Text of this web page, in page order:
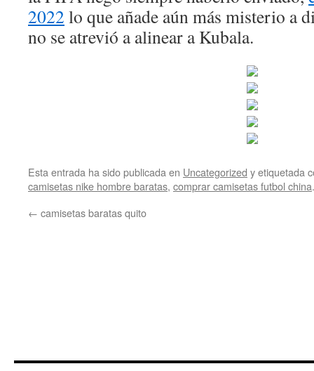
2022 lo que añade aún más misterio a
no se atrevió a alinear a Kubala.
Esta entrada ha sido publicada en Uncategorized y etiquetada
camisetas nike hombre baratas, comprar camisetas futbol china
← camisetas baratas quito